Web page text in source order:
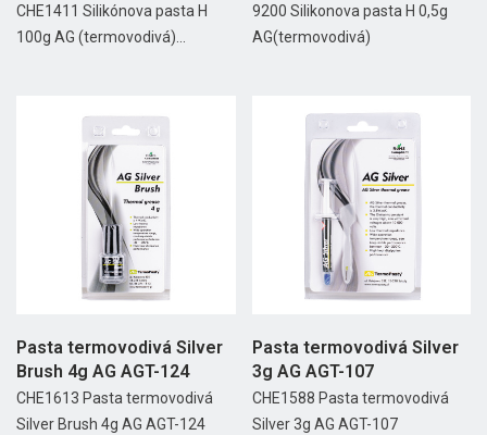
CHE1411 Silikónova pasta H
100g AG (termovodivá)...
9200 Silikonova pasta H 0,5g
AG(termovodivá)
Pasta termovodivá Silver
Brush 4g AG AGT-124
CHE1613 Pasta termovodivá
Silver Brush 4g AG AGT-124
Pasta termovodivá Silver
3g AG AGT-107
CHE1588 Pasta termovodivá
Silver 3g AG AGT-107